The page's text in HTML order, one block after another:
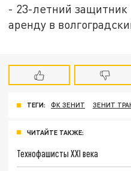
- 23-летний защитник
аренду в
ТЕГИ: ФК ЗЕНИТ ЗЕНИТ
ЧИТАЙТЕ ТАКЖЕ:
Технофашисты XXI века